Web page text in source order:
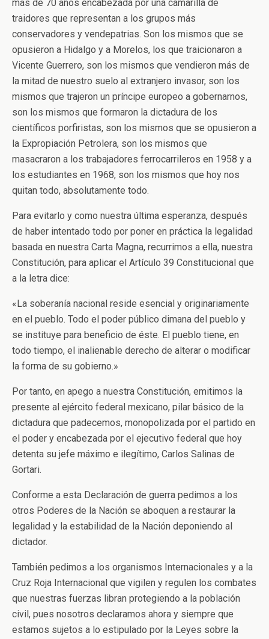
más de 70 años encabezada por una camarilla de
traidores que representan a los grupos más
conservadores y vendepatrias. Son los mismos que se
opusieron a Hidalgo y a Morelos, los que traicionaron a
Vicente Guerrero, son los mismos que vendieron más de
la mitad de nuestro suelo al extranjero invasor, son los
mismos que trajeron un príncipe europeo a gobernarnos,
son los mismos que formaron la dictadura de los
científicos porfiristas, son los mismos que se opusieron a
la Expropiación Petrolera, son los mismos que
masacraron a los trabajadores ferrocarrileros en 1958 y a
los estudiantes en 1968, son los mismos que hoy nos
quitan todo, absolutamente todo.
Para evitarlo y como nuestra última esperanza, después
de haber intentado todo por poner en práctica la legalidad
basada en nuestra Carta Magna, recurrimos a ella, nuestra
Constitución, para aplicar el Artículo 39 Constitucional que
a la letra dice:
«La soberanía nacional reside esencial y originariamente
en el pueblo. Todo el poder público dimana del pueblo y
se instituye para beneficio de éste. El pueblo tiene, en
todo tiempo, el inalienable derecho de alterar o modificar
la forma de su gobierno.»
Por tanto, en apego a nuestra Constitución, emitimos la
presente al ejército federal mexicano, pilar básico de la
dictadura que padecemos, monopolizada por el partido en
el poder y encabezada por el ejecutivo federal que hoy
detenta su jefe máximo e ilegítimo, Carlos Salinas de
Gortari.
Conforme a esta Declaración de guerra pedimos a los
otros Poderes de la Nación se aboquen a restaurar la
legalidad y la estabilidad de la Nación deponiendo al
dictador.
También pedimos a los organismos Internacionales y a la
Cruz Roja Internacional que vigilen y regulen los combates
que nuestras fuerzas libran protegiendo a la población
civil, pues nosotros declaramos ahora y siempre que
estamos sujetos a lo estipulado por la Leyes sobre la